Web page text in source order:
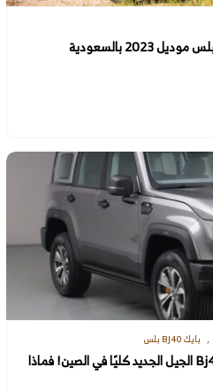
بايك BJ40 بلس
الكشف الرسمي عن سيارة بايك Bj40 الجيل الجديد كليًا في الصين! فماذا